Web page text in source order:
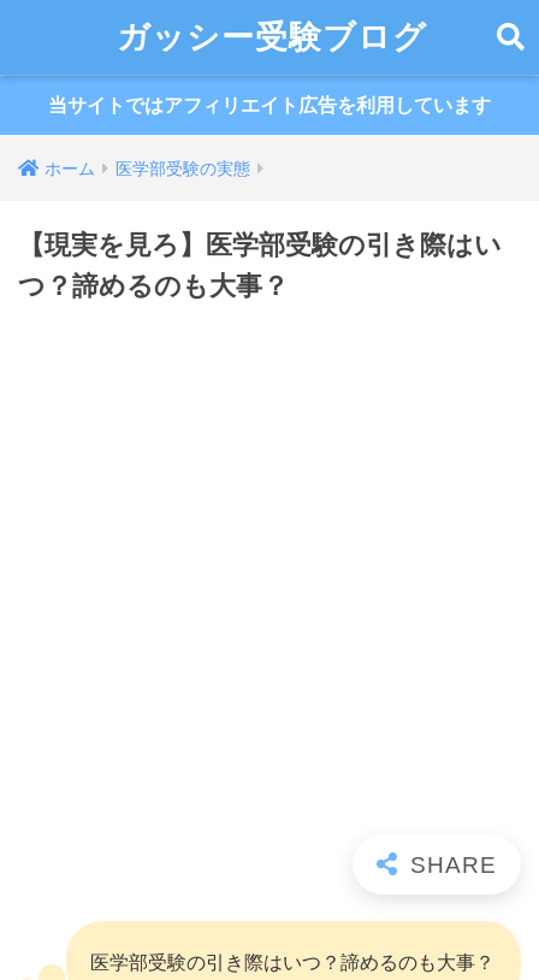
ガッシー受験ブログ
当サイトではアフィリエイト広告を利用しています
ホーム 医学部受験の実態
【現実を見ろ】医学部受験の引き際はい
つ？諦めるのも大事？
医学部受験の引き際はいつ？諦めるのも大事？